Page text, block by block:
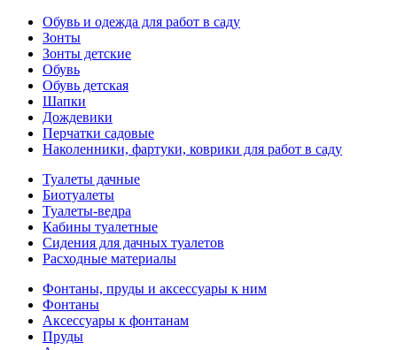
Обувь и одежда для работ в саду
Зонты
Зонты детские
Обувь
Обувь детская
Шапки
Дождевики
Перчатки садовые
Наколенники, фартуки, коврики для работ в саду
Туалеты дачные
Биотуалеты
Туалеты-ведра
Кабины туалетные
Сидения для дачных туалетов
Расходные материалы
Фонтаны, пруды и аксессуары к ним
Фонтаны
Аксессуары к фонтанам
Пруды